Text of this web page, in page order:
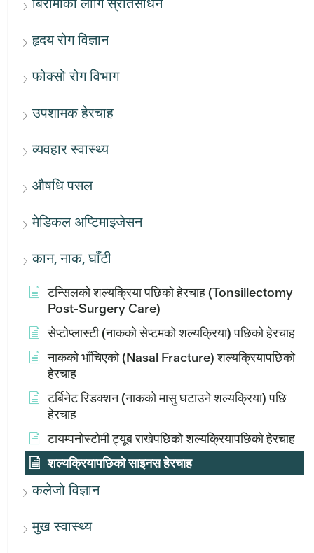
हृदय रोग विज्ञान
फोक्सो रोग विभाग
उपशामक हेरचाह
व्यवहार स्वास्थ्य
औषधि पसल
मेडिकल अप्टिमाइजेसन
कान, नाक, घाँटी
टन्सिलको शल्यक्रिया पछिको हेरचाह (Tonsillectomy
Post-Surgery Care)
सेप्टोप्लास्टी (नाकको सेप्टमको शल्यक्रिया) पछिको हेरचाह
नाकको भाँचिएको (Nasal Fracture) शल्यक्रियापछिको
हेरचाह
टर्बिनेट रिडक्शन (नाकको मासु घटाउने शल्यक्रिया) पछि
हेरचाह
टायम्पनोस्टोमी ट्यूब राखेपछिको शल्यक्रियापछिको हेरचाह
शल्यक्रियापछिको साइनस हेरचाह
कलेजो विज्ञान
मुख स्वास्थ्य